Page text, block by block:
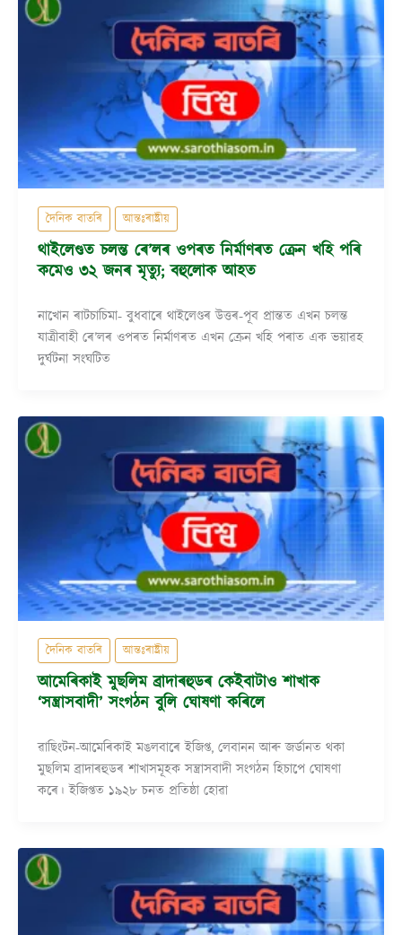
দৈনিক বাতৰি আন্তঃৰাষ্ট্ৰীয়
থাইলেণ্ডত চলন্ত ৰে’লৰ ওপৰত নিৰ্মাণৰত ক্ৰেন খহি পৰি
কমেও ৩২ জনৰ মৃত্যু; বহুলোক আহত
নাখোন ৰাটচাচিমা- বুধবাৰে থাইলেণ্ডৰ উত্তৰ-পূব প্ৰান্তত এখন চলন্ত
যাত্ৰীবাহী ৰে’লৰ ওপৰত নিৰ্মাণৰত এখন ক্ৰেন খহি পৰাত এক ভয়াৱহ
দুৰ্ঘটনা সংঘটিত
দৈনিক বাতৰি আন্তঃৰাষ্ট্ৰীয়
আমেৰিকাই মুছলিম ব্ৰাদাৰহুডৰ কেইবাটাও শাখাক
‘সন্ত্ৰাসবাদী’ সংগঠন বুলি ঘোষণা কৰিলে
ৱাছিংটন-আমেৰিকাই মঙলবাৰে ইজিপ্ত, লেবানন আৰু জৰ্ডানত থকা
মুছলিম ব্ৰাদাৰহুডৰ শাখাসমূহক সন্ত্ৰাসবাদী সংগঠন হিচাপে ঘোষণা
কৰে। ইজিপ্তত ১৯২৮ চনত প্ৰতিষ্ঠা হোৱা